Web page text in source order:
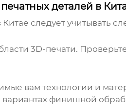
деталей в
Китае следует учитывать
3D-печати.
вам технологии и
финишной